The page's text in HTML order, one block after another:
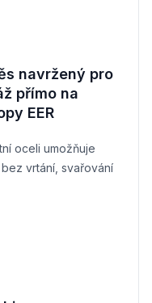
navržený pro
přímo na
EER
oceli umožňuje
vrtání, svařování